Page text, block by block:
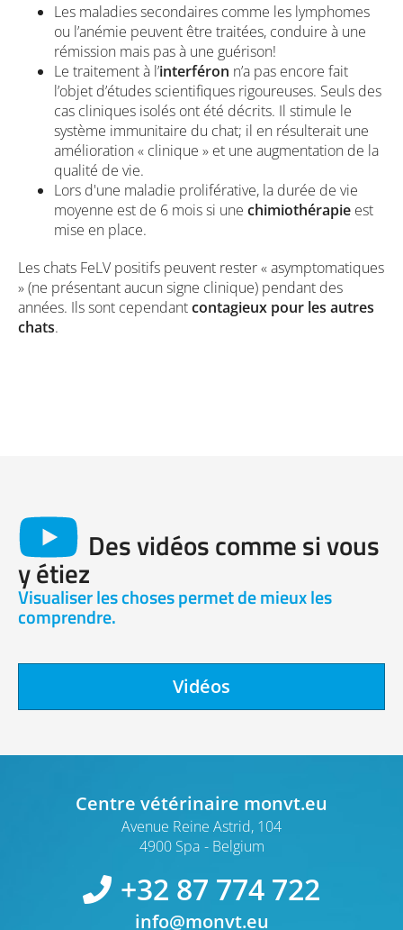
Les maladies secondaires comme les lymphomes
ou l’anémie peuvent être traitées, conduire à une
rémission mais pas à une guérison!
Le traitement à l’interféron n’a pas encore fait
l’objet d’études scientifiques rigoureuses. Seuls des
cas cliniques isolés ont été décrits. Il stimule le
système immunitaire du chat; il en résulterait une
amélioration « clinique » et une augmentation de la
qualité de vie.
Lors d'une maladie proliférative, la durée de vie
moyenne est de 6 mois si une chimiothérapie est
mise en place.
Les chats FeLV positifs peuvent rester « asymptomatiques
» (ne présentant aucun signe clinique) pendant des
années. Ils sont cependantcontagieux pour les autres
chats.
Des vidéos comme si vous
y étiez
Visualiser les choses permet de mieux les
comprendre.
Vidéos
Centre vétérinaire monvt.eu
Avenue Reine Astrid, 104
4900 Spa
Belgium
+32 87 774 722
info@monvt.eu